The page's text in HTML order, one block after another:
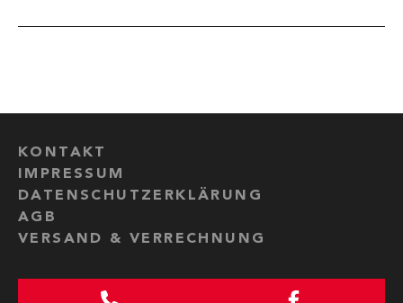
KONTAKT
IMPRESSUM
DATENSCHUTZERKLÄRUNG
AGB
VERSAND & VERRECHNUNG